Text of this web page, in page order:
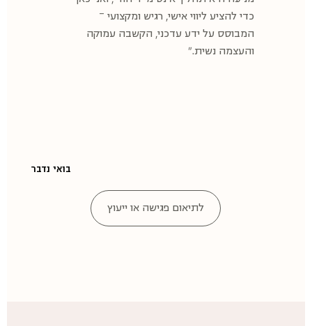
כדי להציע ליווי אישי, רגיש ומקצועי –
המבוסס על ידע עדכני, הקשבה עמוקה
והעצמה נשית."
בואי נדבר
לתיאום פגישה או ייעוץ